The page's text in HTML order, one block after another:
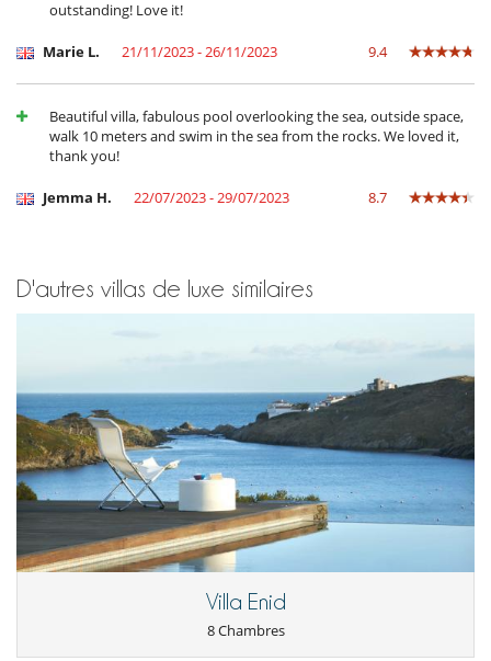
Extracteur de jus
Plancha d'intérieur
Plaques à induction
Enfants
Enfants bienvenus
Ascenseur
Bain nordique
Music speaker
Piscine extérieure
Pour votre confort et votre agrément
Cheminée
Garage ou place de parking privé
outstanding! Love it!
Marie L. 21/11/2023 - 26/11/2023 9.4
Beautiful villa, fabulous pool overlooking the sea, outside space,
walk 10 meters and swim in the sea from the rocks. We loved it,
thank you!
Jemma H. 22/07/2023 - 29/07/2023 8.7
D'autres villas de luxe similaires
Villa Enid
8 Chambres